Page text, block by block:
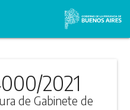
2021
de Gabinete de